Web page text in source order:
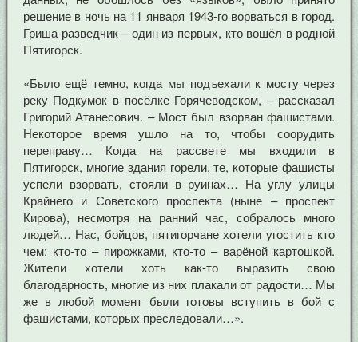
решение в ночь на 11 января 1943-го ворваться в город.
Гриша-разведчик – один из первых, кто вошёл в родной
Пятигорск.
«Было ещё темно, когда мы подъехали к мосту через
реку Подкумок в посёлке Горячеводском, – рассказал
Григорий Атанесович. – Мост был взорван фашистами.
Некоторое время ушло на то, чтобы соорудить
переправу… Когда на рассвете мы входили в
Пятигорск, многие здания горели, те, которые фашисты
успели взорвать, стояли в руинах… На углу улицы
Крайнего и Советского проспекта (ныне – проспект
Кирова), несмотря на ранний час, собралось много
людей… Нас, бойцов, пятигорчане хотели угостить кто
чем: кто-то – пирожками, кто-то – варёной картошкой.
Жители хотели хоть как-то выразить свою
благодарность, многие из них плакали от радости… Мы
же в любой момент были готовы вступить в бой с
фашистами, которых преследовали…».